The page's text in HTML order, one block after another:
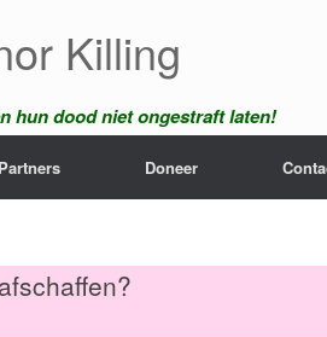
Killing
hun dood niet ongestraft laten!
Partners Doneer